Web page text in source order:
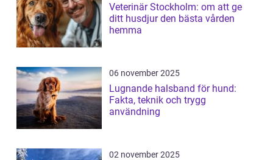
Veterinär Stockholm: om att ge
ditt husdjur den bästa vården
hemma
06 november 2025
Lugnande halsband för hund:
Fakta, teknik och trygg
användning
02 november 2025